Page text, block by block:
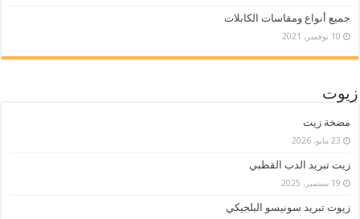
جميع أنواع ومقاسات الكابلات
10 نوفمبر، 2021
زيوت
مضخة زيت
23 مايو، 2026
زيت تبريد الدب القطبي
19 سبتمبر، 2025
زيوت تبريد سونيسو البلجيكي